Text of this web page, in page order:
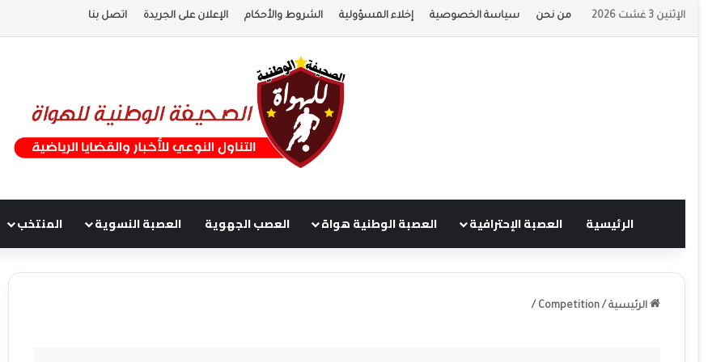
الإثنين 3 غشت 2026 من نحن سياسة الخصوصية إخلاء المسؤولية الشروط والأحكام الإعلان على الجريدة اتصل بنا
الرئيسية العصبة الإحترافية العصبة الوطنية هواة العصب الجهوية العصبة النسوية المنتخب
الرئيسية /
Competition
/